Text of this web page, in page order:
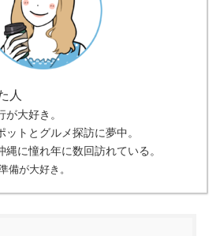
人
大好き。
トとグルメ探訪に夢中。
に憧れ年に数回訪れている。
備が大好き。